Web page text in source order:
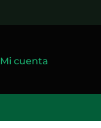
Mi cuenta